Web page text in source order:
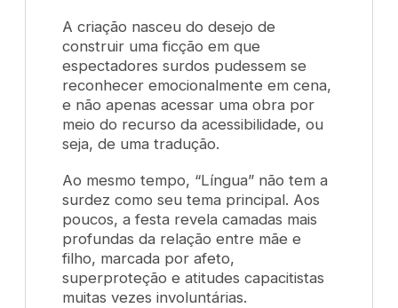
A criação nasceu do desejo de
construir uma ficção em que
espectadores surdos pudessem se
reconhecer emocionalmente em cena,
e não apenas acessar uma obra por
meio do recurso da acessibilidade, ou
seja, de uma tradução.
Ao mesmo tempo, “Língua” não tem a
surdez como seu tema principal. Aos
poucos, a festa revela camadas mais
profundas da relação entre mãe e
filho, marcada por afeto,
superproteção e atitudes capacitistas
muitas vezes involuntárias.